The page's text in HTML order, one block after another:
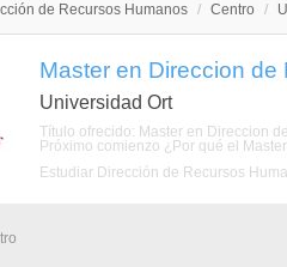
de Recursos Humanos / Centro /
Master en Direccion
Universidad Ort
Título ofrecido: Master en Direccion
Próximo comienzo ¿Por qué el
Estudiar Dirección de Recursos